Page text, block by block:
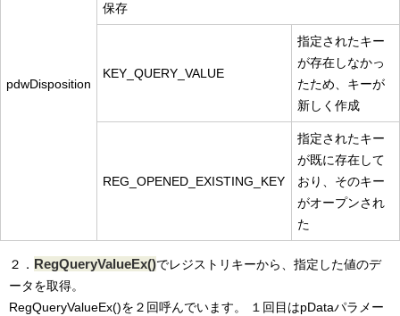
pdwDisposition
保存
KEY_QUERY_VALUE
指定されたキー
が存在しなかっ
たため、キーが
新しく作成
REG_OPENED_EXISTING_KEY
指定されたキー
が既に存在して
おり、そのキー
がオープンされ
た
２． RegQueryValueEx()でレジストリキーから、指定した値のデ
ータを取得。
RegQueryValueEx()を２回呼んでいます。 １回目はpDataパラメー